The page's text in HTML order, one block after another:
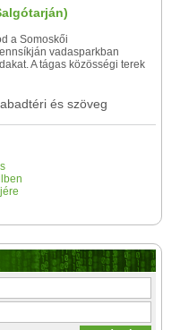
a Somoskői
vadasparkban
A tágas közösségi terek